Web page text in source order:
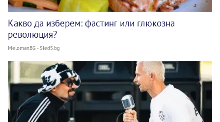
Какво да изберем: фастинг или глюкозна
революция?
MelomanBG - Sled5.bg